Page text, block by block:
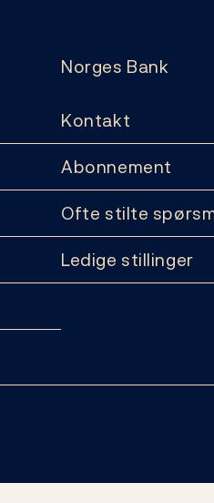
Norges Bank
Kontakt
Abonnement
Ofte stilte
Ledige stillinger